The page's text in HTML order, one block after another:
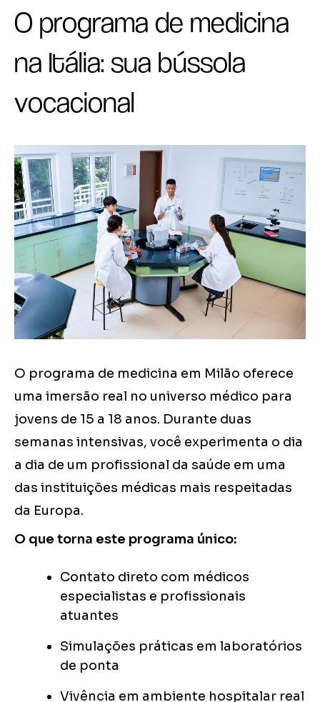
O programa de medicina
na Itália: sua bússola
vocacional
O programa de medicina em Milão oferece
uma imersão real no universo médico para
jovens de 15 a 18 anos. Durante duas
semanas intensivas, você experimenta o dia
a dia de um profissional da saúde em uma
das instituições médicas mais respeitadas
da Europa.
O que torna este programa único:
Contato direto com médicos
especialistas e profissionais
atuantes
Simulações práticas em laboratórios
de ponta
Vivência em ambiente hospitalar real